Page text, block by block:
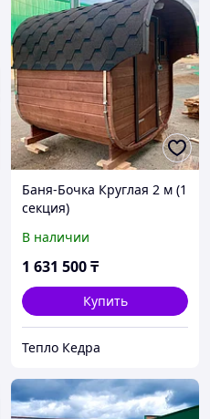
Баня-Бочка Круглая 2 м (1
секция)
В наличии
1 631 500₸
Купить
Тепло Кедра